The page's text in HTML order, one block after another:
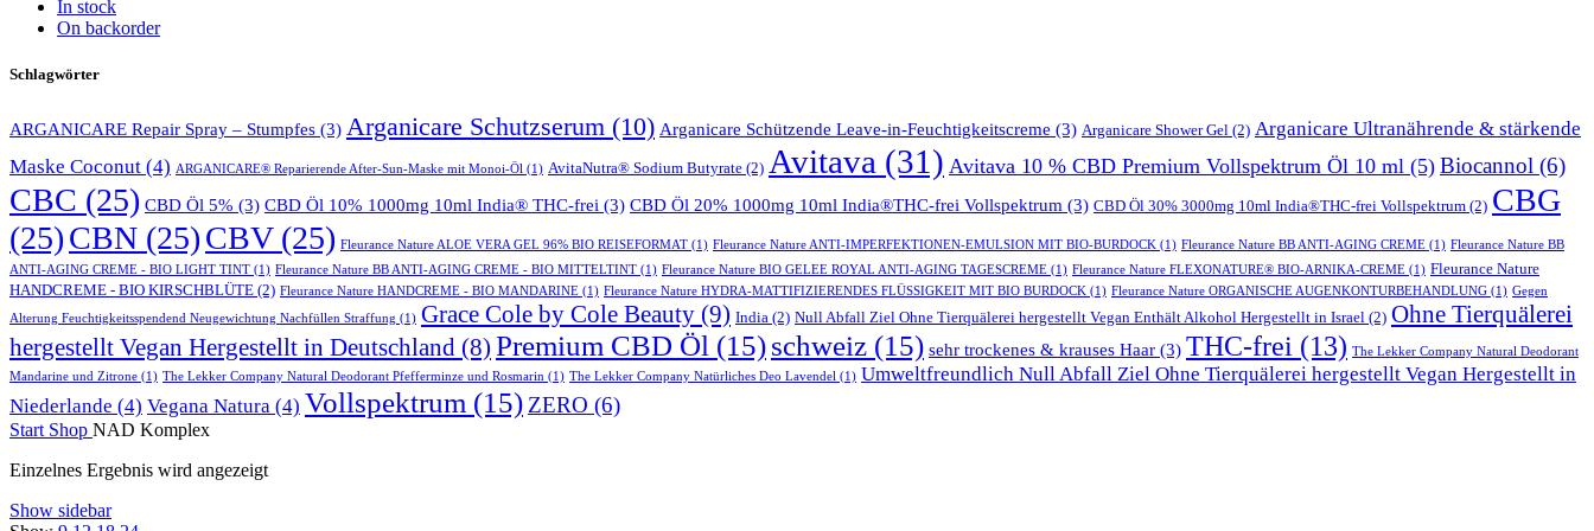
In stock
On backorder
Schlagwörter
ARGANICARE Repair Spray – Stumpfes (3) Arganicare Schutzserum (10) Arganicare Schützende Leave-in-Feuchtigkeitscreme (3) Arganicare Shower Gel (2) Arganicare Ultranährende & stärkende
Maske Coconut (4) ARGANICARE® Reparierende After-Sun-Maske mit Monoi-Öl (1) AvitaNutra® Sodium Butyrate (2) Avitava (31) Avitava 10 % CBD Premium Vollspektrum Öl 10 ml (5) Biocannol (6)
CBC (25) CBD Öl 5% (3) CBD Öl 10% 1000mg 10ml India® THC-frei (3) CBD Öl 20% 1000mg 10ml India®THC-frei Vollspektrum (3) CBD Öl 30% 3000mg 10ml India®THC-frei Vollspektrum (2) CBG
(25)CBN (25)CBV(25) Fleurance Nature ALOE VERA GEL 96% BIO REISEFORMAT (1) Fleurance Nature ANTI-IMPERFEKTIONEN-EMULSION MIT BIO-BURDOCK (1) Fleurance Nature BB ANTI-AGING CREME (1) Fleurance Nature BB
ANTI-AGING CREME - BIO LIGHT TINT (1) Fleurance Nature BB ANTI-AGING CREME - BIO MITTELTINT (1) Fleurance Nature BIO GELEE ROYAL ANTI-AGING TAGESCREME (1) Fleurance Nature FLEXONATURE® BIO-ARNIKA-CREME (1) Fleurance Nature
HANDCREME - BIO KIRSCHBLÜTE (2) Fleurance Nature HANDCREME - BIO MANDARINE (1) Fleurance Nature HYDRA-MATTIFIZIERENDES FLÜSSIGKEIT MIT BIO BURDOCK (1) Fleurance Nature ORGANISCHE AUGENKONTURBEHANDLUNG (1) Gegen
Alterung Feuchtigkeitsspendend Neugewichtung Nachfüllen Straffung (1) Grace Cole by Cole Beauty (9) India (2) Null Abfall Ziel Ohne Tierquälerei hergestellt Vegan Enthält Alkohol Hergestellt in Israel (2) Ohne Tierquälerei
hergestellt Vegan Hergestellt in Deutschland (8) Premium CBD Öl (15)schweiz (15) sehr trockenes & krauses Haar (3) THC-frei (13) The Lekker Company Natural Deodorant
Mandarine und Zitrone (1) The Lekker Company Natural Deodorant Pfefferminze und Rosmarin (1) The Lekker Company Natürliches Deo Lavendel (1) Umweltfreundlich Null Abfall Ziel Ohne Tierquälerei hergestellt Vegan Hergestellt in
Niederlande (4) Vegana Natura (4) Vollspektrum (15) ZERO (6)
Start Shop NAD Komplex
Einzelnes Ergebnis wird angezeigt
Show sidebar